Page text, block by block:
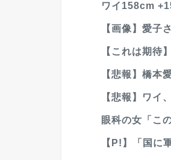
ワイ158cm
【画像】愛子
【これは期待
【悲報】橋本
【悲報】ワイ
眼科の女「こ
【P!】「国に